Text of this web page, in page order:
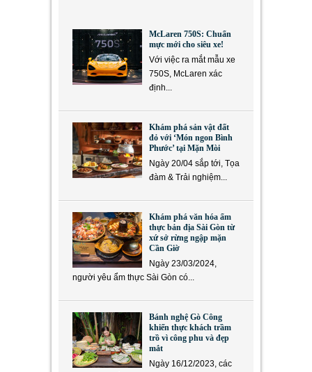
McLaren 750S: Chuẩn
mực mới cho siêu xe!
Với việc ra mắt mẫu xe
750S, McLaren xác
định...
Khám phá sản vật đất
đỏ với ‘Món ngon Bình
Phước’ tại Mặn Mòi
Ngày 20/04 sắp tới, Tọa
đàm & Trải nghiệm...
Khám phá văn hóa ẩm
thực bản địa Sài Gòn từ
xứ sở rừng ngập mặn
Cần Giờ
Ngày 23/03/2024,
người yêu ẩm thực Sài Gòn có...
Bánh nghệ Gò Công
khiến thực khách trầm
trồ vì công phu và đẹp
mắt
Ngày 16/12/2023, các